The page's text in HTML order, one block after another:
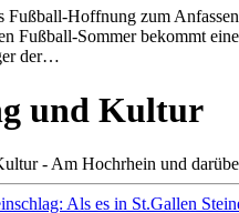
Fußball-Hoffnung zum
Fußball-Sommer bekommt
der…
und Kultur
- Am Hochrhein und